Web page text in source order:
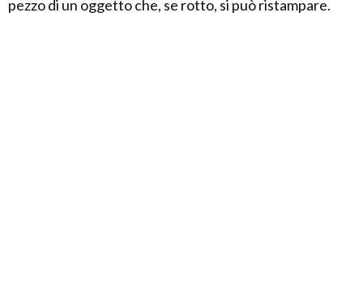
pezzo di un oggetto che, se rotto, si può ristampare.